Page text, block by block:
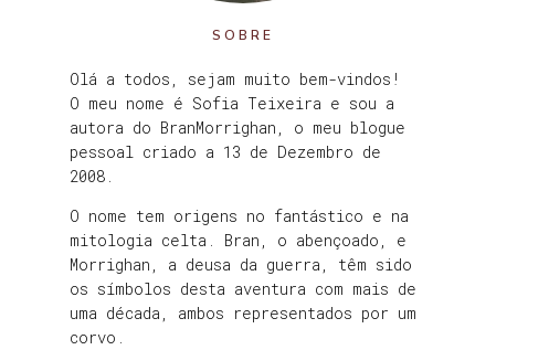
SOBRE
Olá a todos, sejam muito bem-vindos!
O meu nome é Sofia Teixeira e sou a
autora do BranMorrighan, o meu blogue
pessoal criado a 13 de Dezembro de
2008.
O nome tem origens no fantástico e na
mitologia celta. Bran, o abençoado, e
Morrighan, a deusa da guerra, têm sido
os símbolos desta aventura com mais de
uma década, ambos representados por um
corvo.